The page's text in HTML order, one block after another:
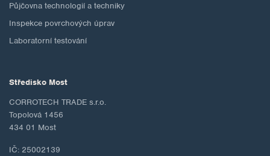
Půjčovna technologií a techniky
Inspekce povrchových úprav
Laboratorní testování
Středisko Most
CORROTECH TRADE s.r.o.
Topolová 1456
434 01 Most
IČ: 25002139